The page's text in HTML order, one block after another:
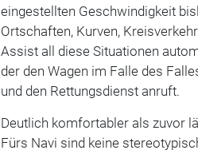
eingestellten Geschwindigkeit
Ortschaften, Kurven,
Assist all diese Situationen
der den Wagen im Falle des
und den Rettungsdienst anruft.
Deutlich komfortabler als zuvor
Fürs Navi sind keine